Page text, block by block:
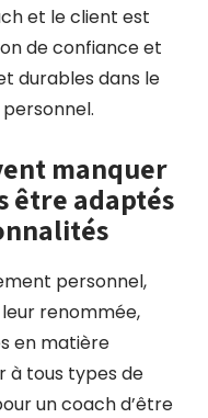
et le client est
de confiance et
durables dans le
manquer
être adaptés
personnel,
renommée,
en matière
à tous types de
un coach d’être